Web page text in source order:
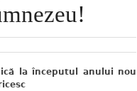
la începutul anului nou